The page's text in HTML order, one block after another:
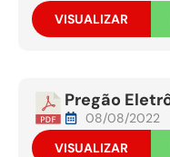
VISUALIZAR
Pregão
08/08/2022
VISUALIZAR